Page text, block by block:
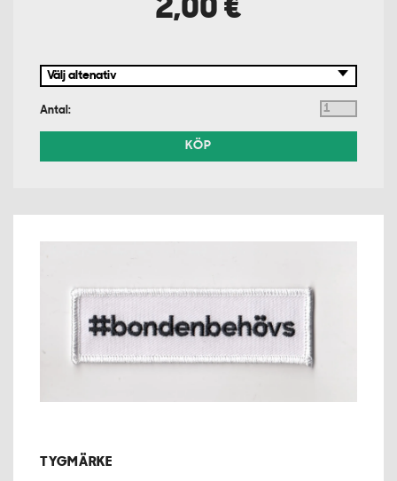
2,00 €
Antal:
KÖP
TYGMÄRKE